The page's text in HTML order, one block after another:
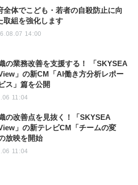
全体でこども・若者の自殺防止に向
取組を強化します
14:00
の業務改善を支援する！ 「SKYSEA
」の新CM「AI働き方分析レポー
ス」篇を公開
11:04
の改善点を見抜く！「SKYSEA
」の新テレビCM「チームの変
放映を開始
11:04